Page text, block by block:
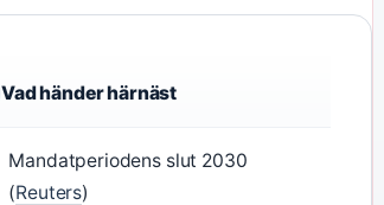
Vad händer härnäst
Mandatperiodens slut 2030
(Reuters)